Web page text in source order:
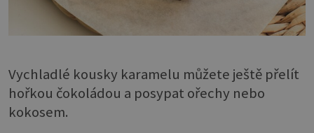
Vychladlé kousky karamelu můžete ještě přelít
hořkou čokoládou a posypat ořechy nebo
kokosem.